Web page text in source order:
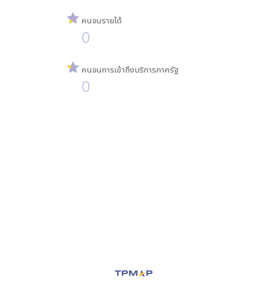
คนจนรายได้
0
คนจนการเข้าถึงบริการภาครัฐ
0